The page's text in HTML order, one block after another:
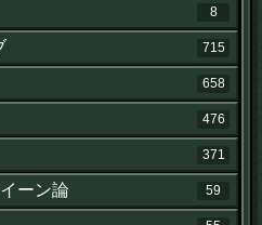
8
715
658
476
371
ーン論 59